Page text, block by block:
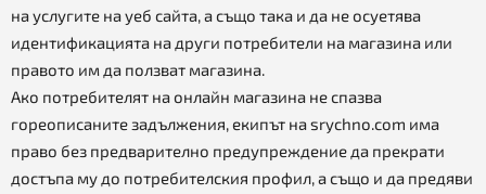
на услугите на уеб сайта, а също така и да не осуетява
идентификацията на други потребители на магазина или
правото им да ползват магазина.
Ако потребителят на онлайн магазина не спазва
гореописаните задължения, екипът на srychno.com има
право без предварително предупреждение да прекрати
достъпа му до потребителския профил, а също и да предяви